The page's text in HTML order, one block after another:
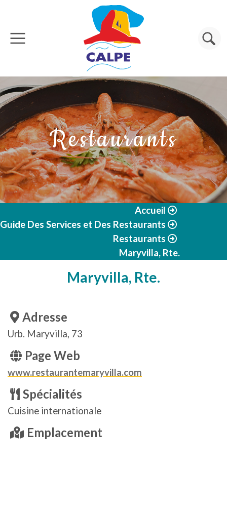
Aller au contenu principal
Rechercher
Restaurants
Accueil
Guide Des Services et Des Restaurants
Restaurants
Maryvilla, Rte.
Maryvilla, Rte.
Adresse
Urb. Maryvilla, 73
Page Web
www.restaurantemaryvilla.com
Spécialités
Cuisine internationale
Emplacement